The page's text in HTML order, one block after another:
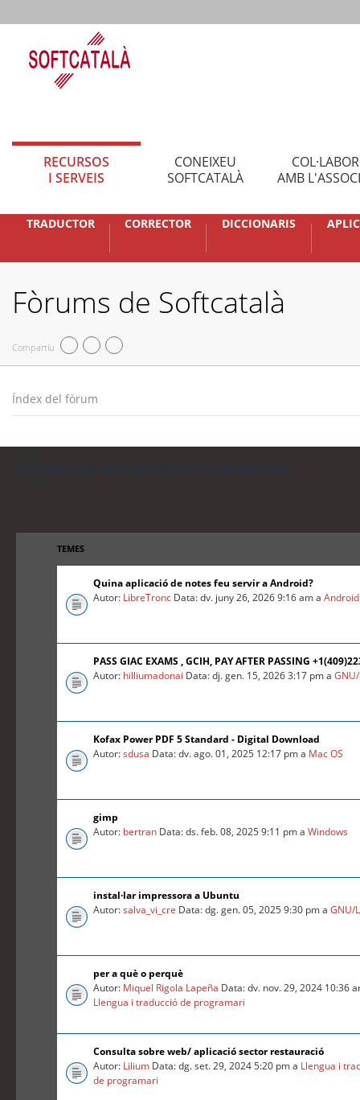
RECURSOS
I SERVEIS
CONEIXEU
SOFTCATALÀ
AMB
TRADUCTOR CORRECTOR DICCIONARIS
Fòrums de Softcatalà
Compartiu
Índex del fòrum
TEMES
Quina aplicació de notes feu servir a Android?
Autor: LibreTronc Data: dv. juny 26, 2026 9:16 am aAndroid
PASS GIAC EXAMS , GCIH, PAY AFTER PASSING
Autor: hilliumadonai Data: dj. gen. 15, 2026 3:17 pm a
Kofax Power PDF 5 Standard - Digital Download
Autor:sdusa Data: dv. ago. 01, 2025 12:17 pm a Mac OS
gimp
Autor: bertran Data: ds. feb. 08, 2025 9:11 pm aWindows
instal·lar impressora a Ubuntu
Autor:salva_vi_cre Data: dg. gen. 05, 2025 9:30 pm aGNU/
per a què o perquè
Autor: Miquel Rigola Lapeña Data: dv. nov. 29, 2024 10:36
Llengua i traducció de programari
Consulta sobre web/ aplicació sector restauració
Autor: Lilium Data: dg. set. 29, 2024 5:20 pm a Llengua i
de programari